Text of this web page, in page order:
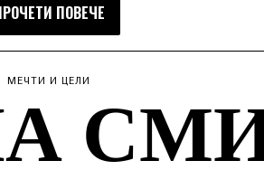
ПОВЕЧЕ
МЕЧТИ И ЦЕЛИ